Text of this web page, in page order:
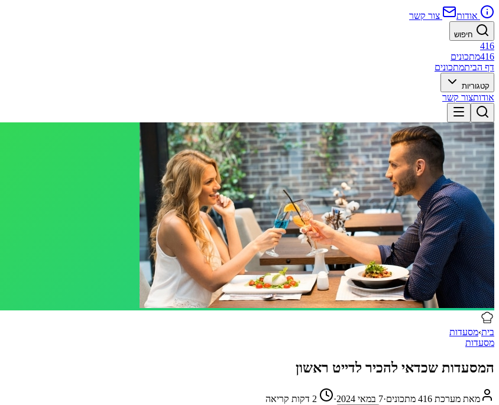
אודות צור קשר
חיפוש
416
416מתכונים
דף הביתמתכונים
קטגוריות
אודותצור קשר
בית›מסעדות
מסעדות
המסעדות שכדאי להכיר לדייט ראשון
מאת מערכת 416 מתכונים ·7 במאי 2024 ·
2 דקות קריאה